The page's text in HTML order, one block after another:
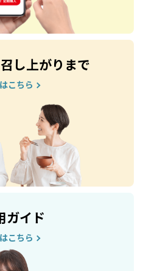
し上がりまで
こちら
ガイド
こちら